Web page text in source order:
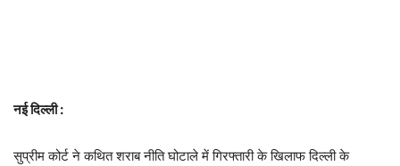
नई दिल्‍ली :
सुप्रीम कोर्ट ने कथित शराब नीति घोटाले में गिरफ्तारी के खिलाफ दिल्ली के